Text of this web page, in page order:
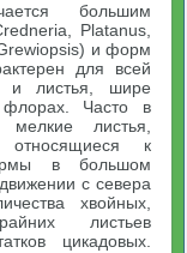
большим
Platanus,
и форм
для всей
и листья, шире
Часто в
листья,
к
в большом
с севера
хвойных,
листьев
цикадовых.